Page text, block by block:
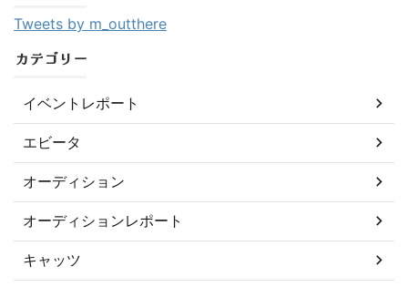
Tweets by m_outthere
カテゴリー
イベントレポート
エビータ
オーディション
オーディションレポート
キャッツ